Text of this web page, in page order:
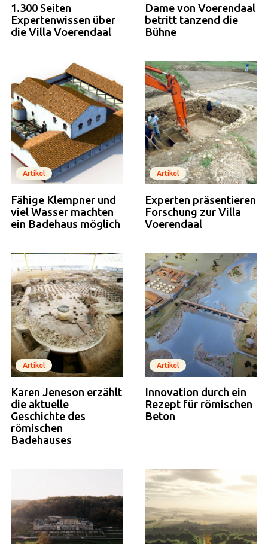
1.300 Seiten
Expertenwissen über
die Villa Voerendaal
Dame von Voerendaal
betritt tanzend die
Bühne
Artikel
Fähige Klempner und
viel Wasser machten
ein Badehaus möglich
Artikel
Experten präsentieren
Forschung zur Villa
Voerendaal
Artikel
Karen Jeneson erzählt
die aktuelle
Geschichte des
römischen
Badehauses
Artikel
Innovation durch ein
Rezept für römischen
Beton